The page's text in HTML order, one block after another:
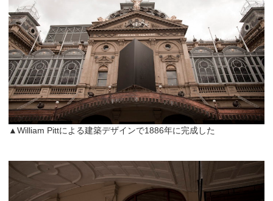
▲William Pittによる建築デザインで1886年に完成した